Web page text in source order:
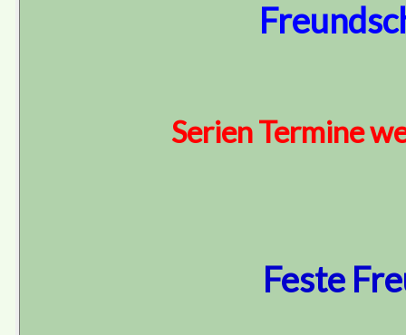
Serien Termine
Feste